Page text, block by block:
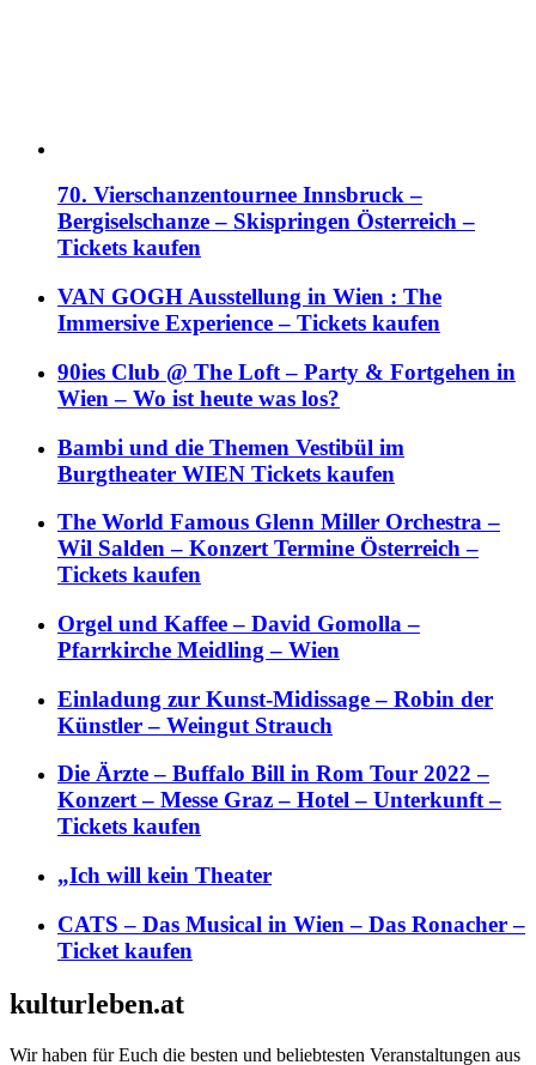
70. Vierschanzentournee Innsbruck –
Bergiselschanze – Skispringen Österreich –
Tickets kaufen
VAN GOGH Ausstellung in Wien : The
Immersive Experience – Tickets kaufen
90ies Club @ The Loft – Party & Fortgehen in
Wien – Wo ist heute was los?
Bambi und die Themen Vestibül im
Burgtheater WIEN Tickets kaufen
The World Famous Glenn Miller Orchestra –
Wil Salden – Konzert Termine Österreich –
Tickets kaufen
Orgel und Kaffee – David Gomolla –
Pfarrkirche Meidling – Wien
Einladung zur Kunst-Midissage – Robin der
Künstler – Weingut Strauch
Die Ärzte – Buffalo Bill in Rom Tour 2022 –
Konzert – Messe Graz – Hotel – Unterkunft –
Tickets kaufen
„Ich will kein Theater
CATS – Das Musical in Wien – Das Ronacher –
Ticket kaufen
kulturleben.at
Wir haben für Euch die besten und beliebtesten Veranstaltungen aus